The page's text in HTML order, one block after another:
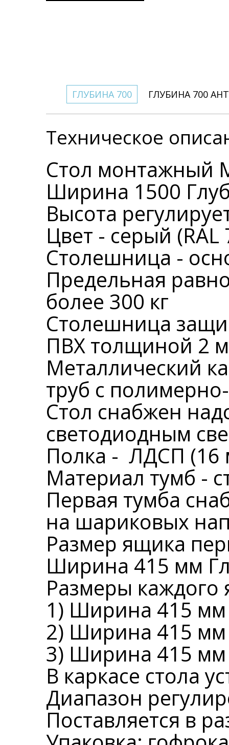
ГЛУБИНА 700 ГЛУБИНА 700
Техническое
Стол монтажный
Ширина 1500
Высота
Цвет - серый (RAL
Столешница -
Предельная
более 300 кг
Столешница
ПВХ толщиной 2
Металлический
труб с
Стол снабжен
светодиодным
Полка - ЛДСП (16
Материал тумб -
Первая тумба
на шариковых
Размер ящика
Ширина 415 мм
Размеры
1) Ширина 415
2) Ширина 415 мм
3) Ширина 415 мм
В каркасе стола
Диапазон
Поставляется в